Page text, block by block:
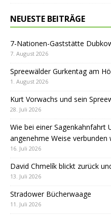
NEUESTE BEITRÄGE
7-Nationen-Gaststätte
7. August 2026
Spreewälder Gurkentag am
1. August 2026
Kurt Vorwachs und sein
28. Juli 2026
Wie bei einer Sagenkahnfahrt
angenehme Weise verbunden
16. Juli 2026
David Chmelík blickt zurück
13. Juli 2026
Stradower Bücherwaage
11. Juli 2026